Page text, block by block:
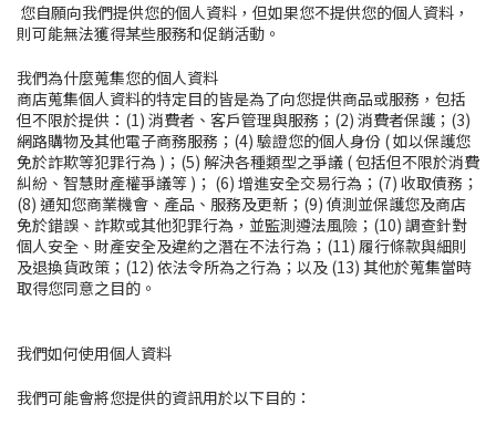
您自願向我們提供您的個人資料，但如果您不提供您的個人資料，
則可能無法獲得某些服務和促銷活動。
我們為什麼蒐集您的個人資料
商店蒐集個人資料的特定目的皆是為了向您提供商品或服務，包括
但不限於提供：(1) 消費者、客戶管理與服務；(2) 消費者保護；(3)
網路購物及其他電子商務服務；(4) 驗證您的個人身份 ( 如以保護您
免於詐欺等犯罪行為 )；(5) 解決各種類型之爭議 ( 包括但不限於消費
糾紛、智慧財產權爭議等 )； (6) 增進安全交易行為；(7) 收取債務；
(8) 通知您商業機會、產品、服務及更新；(9) 偵測並保護您及商店
免於錯誤、詐欺或其他犯罪行為，並監測遵法風險；(10) 調查針對
個人安全、財產安全及違約之潛在不法行為；(11) 履行條款與細則
及退換貨政策；(12) 依法令所為之行為；以及 (13) 其他於蒐集當時
取得您同意之目的。
我們如何使用個人資料
我們可能會將您提供的資訊用於以下目的：